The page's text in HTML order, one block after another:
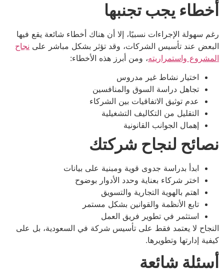
أخطاء يجب تجنبها
رغم سهولة الإجراءات نسبيًا، إلا أن هناك أخطاء شائعة يقع فيها
البعض عند تأسيس الشركات، وقد تؤثر بشكل مباشر على نجاح
المشروع واستمراريته، ومن أبرز هذه الأخطاء:
اختيار نشاط غير مدروس
تجاهل دراسة السوق والمنافسين
عدم توثيق الاتفاقيات بين الشركاء
التقليل من التكاليف التشغيلية
إهمال الجوانب القانونية
نصائح لنجاح شركتك
ابدأ بدراسة جدوى قوية ومبنية على بيانات
اختر شركاء بعناية وحدد الأدوار بوضوح
اهتم بالهوية التجارية والتسويق
تابع الأنظمة والقوانين بشكل مستمر
استثمر في تطوير فريق العمل
النجاح لا يعتمد فقط على تأسيس شركة في السعودية، بل على
كيفية إدارتها وتطويرها.
أسئلة شائعة